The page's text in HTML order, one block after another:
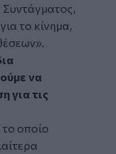
το κίνημα,
να
για τις
το οποίο